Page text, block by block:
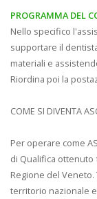
PROGRAMMA DEL
Nello specifico
supportare il
materiali e
Riordina poi la
COME SI DIVENTA
Per operare come
di Qualifica
Regione del
territorio nazionale